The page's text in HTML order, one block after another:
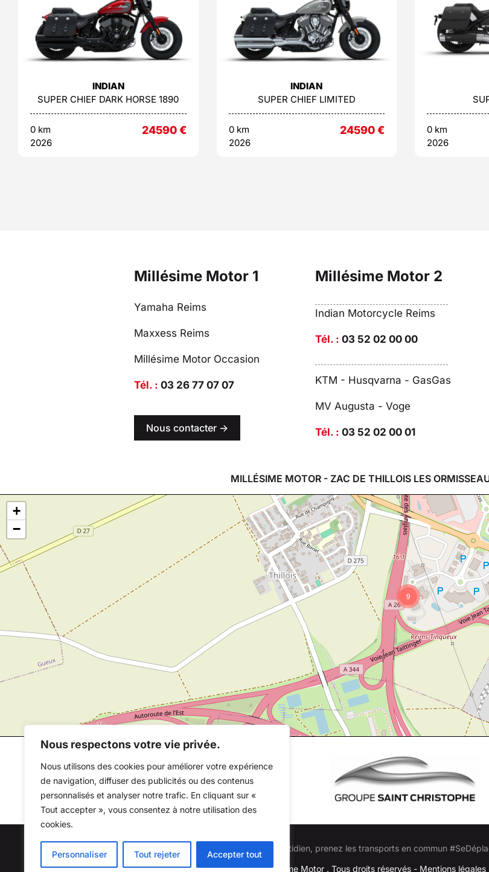
Nous respectons votre vie privée.
Nous utilisons des cookies pour améliorer votre expérience
de navigation, diffuser des publicités ou des contenus
personnalisés et analyser notre trafic. En cliquant sur «
Tout accepter », vous consentez à notre utilisation des
cookies.
Personnaliser Tout rejeter Accepter tout
INDIAN
SUPER CHIEF DARK HORSE 1890
0 km
2026
24590€
INDIAN
SUPER CHIEF LIMITED
0 km
2026
24590€
0 km
2026
Millésime Motor 1
Yamaha Reims
Maxxess Reims
Millésime Motor Occasion
Tél. : 03 26 77 07 07
Nous contacter ->
Millésime Motor 2
Indian Motorcycle Reims
Tél. : 03 52 02 00 00
KTM - Husqvarna - GasGas
MV Augusta - Voge
Tél. : 03 52 02 00 01
MILLÉSIME MOTOR - ZAC DE THILLOIS LES
9
+
−
Au quotidien, prenez les transports en commun
Copyright © 2026 Millésime Motor . Tous droits réservés - Mentions légales